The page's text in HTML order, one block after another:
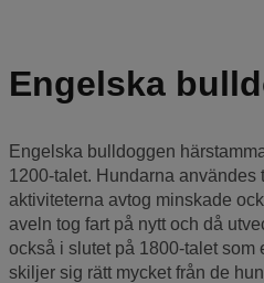
Engelska
Engelska bulldoggen
1200-talet. Hundarna
aktiviteterna avtog minskade
aveln tog fart på nytt och då
också i slutet på 1800-talet
skiljer sig rätt mycket från de